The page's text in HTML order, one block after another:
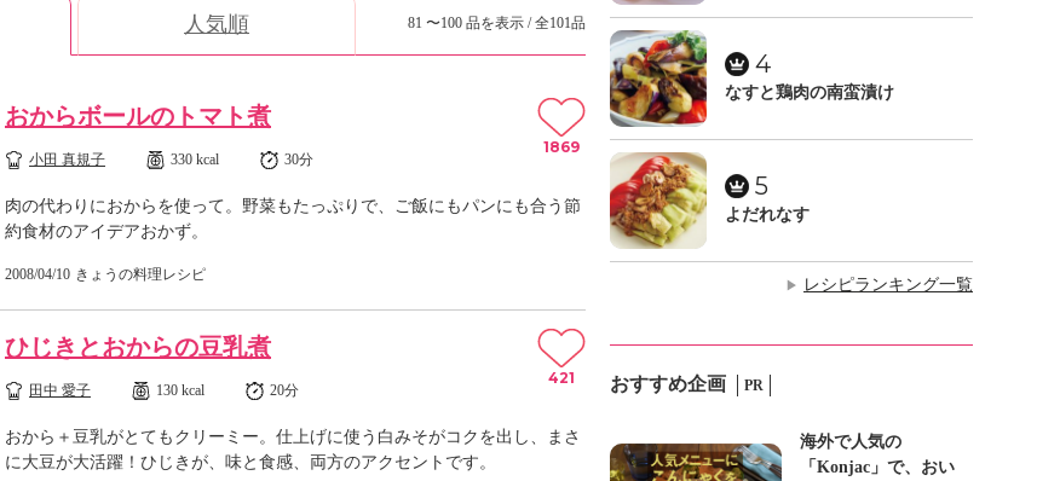
人気順 81 〜100 品を表示 / 全101品
おからボールのトマト煮
小田 真規子 330 kcal 30分
肉の代わりにおからを使って。野菜もたっぷりで、ご飯にもパンにも合う節
約食材のアイデアおかず。
2008/04/10 きょうの料理レシピ
1869
ひじきとおからの豆乳煮
田中 愛子 130 kcal 20分
おから＋豆乳がとてもクリーミー。仕上げに使う白みそがコクを出し、まさ
に大豆が大活躍！ひじきが、味と食感、両方のアクセントです。
421
4
なすと鶏肉の南蛮漬け
5
よだれなす
▶ レシピランキング一覧
おすすめ企画 PR
海外で人気の
「Konjac」で、おい